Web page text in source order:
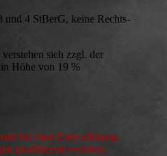
und 4 StBerG, keine Rechts-
sich zzgl. der
in Höhe von 19 %
für eine Entwicklung,
profitieren werden.